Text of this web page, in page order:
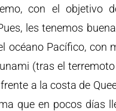
con el objetivo
les tenemos
océano Pacífico, con
(tras el terremoto
a la costa de
que en pocos días